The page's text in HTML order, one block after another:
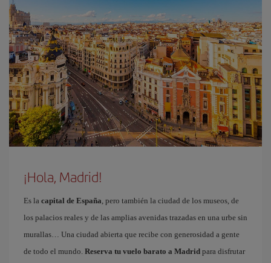
¡Hola, Madrid!
Es la capital de España, pero también la ciudad de los museos, de
los palacios reales y de las amplias avenidas trazadas en una urbe sin
murallas… Una ciudad abierta que recibe con generosidad a gente
de todo el mundo. Reserva tu vuelo barato a Madrid para disfrutar